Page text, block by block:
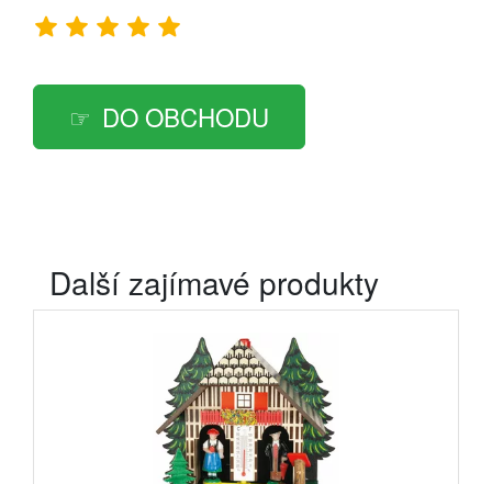
DO OBCHODU
Další zajímavé produkty